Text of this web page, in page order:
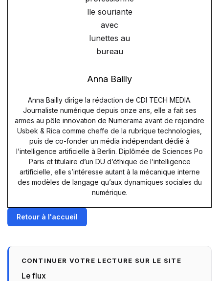
Anna Bailly
Anna Bailly dirige la rédaction de CDI TECH MEDIA.
Journaliste numérique depuis onze ans, elle a fait ses
armes au pôle innovation de Numerama avant de rejoindre
Usbek & Rica comme cheffe de la rubrique technologies,
puis de co-fonder un média indépendant dédié à
l’intelligence artificielle à Berlin. Diplômée de Sciences Po
Paris et titulaire d’un DU d’éthique de l’intelligence
artificielle, elle s’intéresse autant à la mécanique interne
des modèles de langage qu’aux dynamiques sociales du
numérique.
Retour à l'accueil
CONTINUER VOTRE LECTURE SUR LE SITE
Le flux